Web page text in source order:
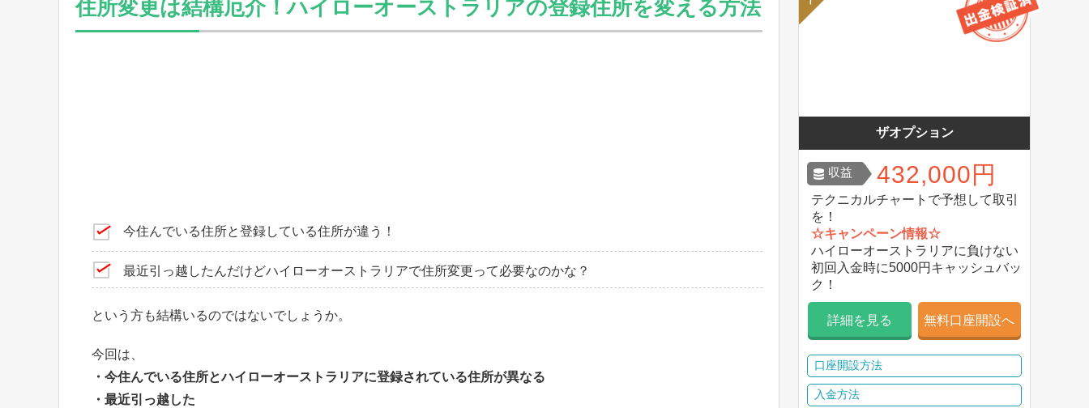
住所変更は結構厄介！ハイローオーストラリアの登録住所を変える方法
今住んでいる住所と登録している住所が違う！
最近引っ越したんだけどハイローオーストラリアで住所変更って必要なのかな？
という方も結構いるのではないでしょうか。
今回は、
・今住んでいる住所とハイローオーストラリアに登録されている住所が異なる
・最近引っ越した
ザオプション
収益 432,000円
テクニカルチャートで予想して取引
を！
☆キャンペーン情報☆
ハイローオーストラリアに負けない
初回入金時に5000円キャッシュバッ
ク！
詳細を見る 無料口座開設へ
口座開設方法
入金方法